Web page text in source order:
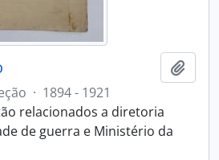
· 1894 - 1921
relacionados a diretoria
de guerra e Ministério da